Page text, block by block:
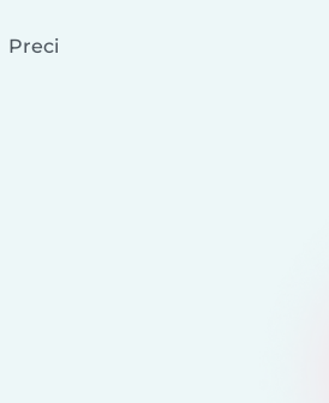
Precios